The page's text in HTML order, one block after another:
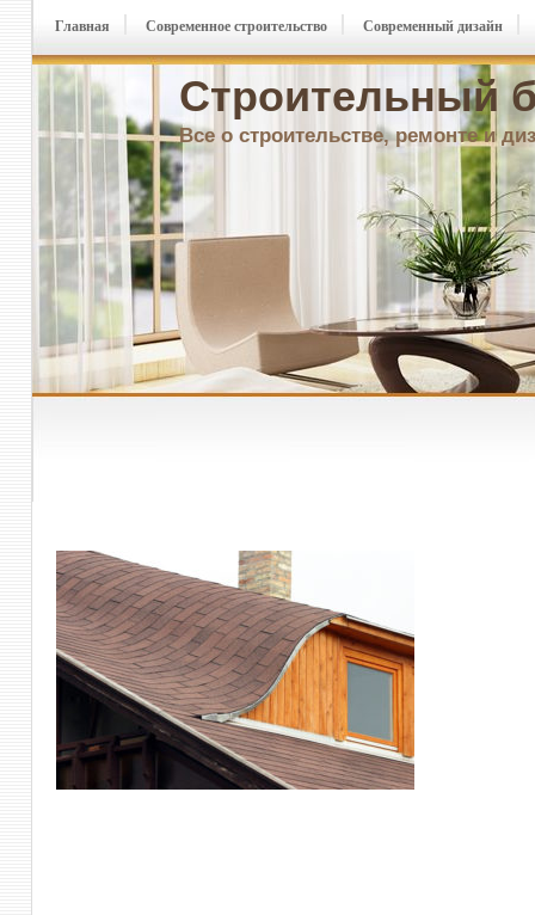
Строительный
Все о строительстве, ремонте и
Главная Современное строительство Современный дизайн